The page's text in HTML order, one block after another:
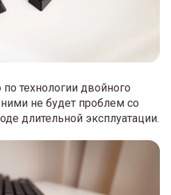
технологии двойного
ними не будет проблем со
длительной эксплуатации.